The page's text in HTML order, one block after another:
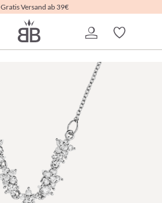
Gratis Versand ab 39€